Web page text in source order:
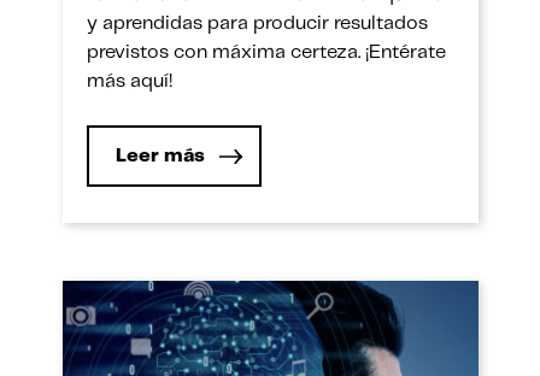
y aprendidas para producir resultados
previstos con máxima certeza. ¡Entérate
más aquí!
Leer más